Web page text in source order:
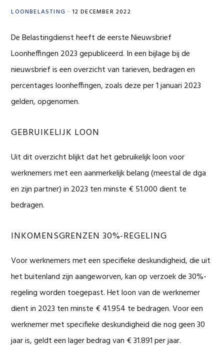
LOONBELASTING · 12 DECEMBER 2022
De Belastingdienst heeft de eerste Nieuwsbrief
Loonheffingen 2023 gepubliceerd. In een bijlage bij de
nieuwsbrief is een overzicht van tarieven, bedragen en
percentages loonheffingen, zoals deze per 1 januari 2023
gelden, opgenomen.
GEBRUIKELIJK LOON
Uit dit overzicht blijkt dat het gebruikelijk loon voor
werknemers met een aanmerkelijk belang (meestal de dga
en zijn partner) in 2023 ten minste € 51.000 dient te
bedragen.
INKOMENSGRENZEN 30%-REGELING
Voor werknemers met een specifieke deskundigheid, die uit
het buitenland zijn aangeworven, kan op verzoek de 30%-
regeling worden toegepast. Het loon van de werknemer
dient in 2023 ten minste € 41.954 te bedragen. Voor een
werknemer met specifieke deskundigheid die nog geen 30
jaar is, geldt een lager bedrag van € 31.891 per jaar.